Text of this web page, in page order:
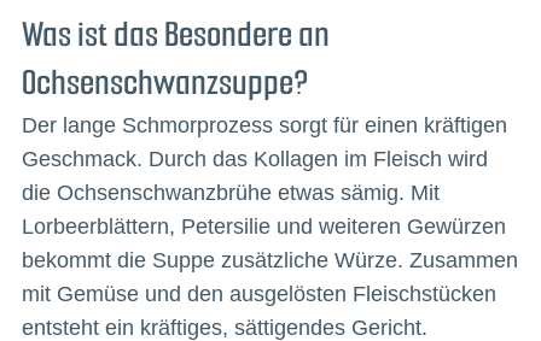
Was ist das Besondere an
Ochsenschwanzsuppe?
Der lange Schmorprozess sorgt für einen kräftigen
Geschmack. Durch das Kollagen im Fleisch wird
die Ochsenschwanzbrühe etwas sämig. Mit
Lorbeerblättern, Petersilie und weiteren Gewürzen
bekommt die Suppe zusätzliche Würze. Zusammen
mit Gemüse und den ausgelösten Fleischstücken
entsteht ein kräftiges, sättigendes Gericht.